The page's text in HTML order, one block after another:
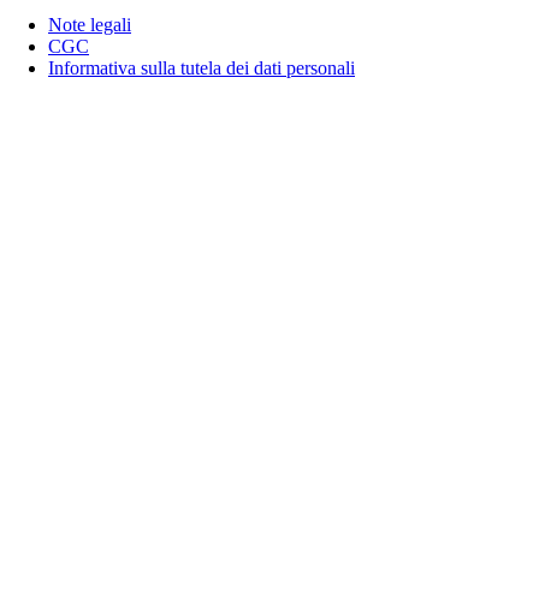
navigazione
Note legali
CGC
Informativa sulla tutela dei dati personali